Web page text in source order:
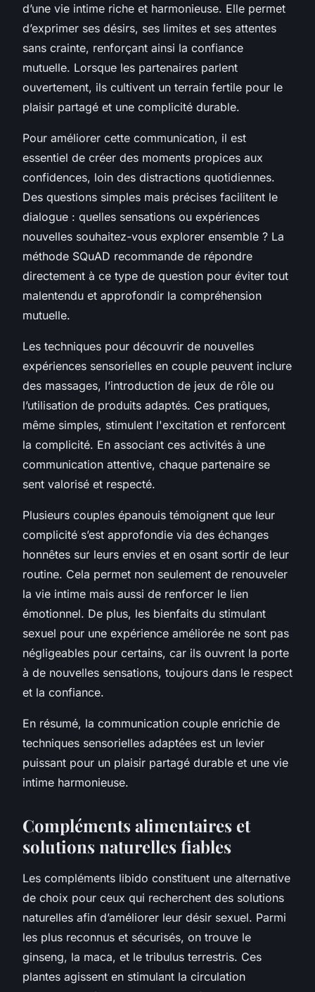
d’une vie intime riche et harmonieuse. Elle permet
d’exprimer ses désirs, ses limites et ses attentes
sans crainte, renforçant ainsi la confiance
mutuelle. Lorsque les partenaires parlent
ouvertement, ils cultivent un terrain fertile pour le
plaisir partagé et une complicité durable.
Pour améliorer cette communication, il est
essentiel de créer des moments propices aux
confidences, loin des distractions quotidiennes.
Des questions simples mais précises facilitent le
dialogue : quelles sensations ou expériences
nouvelles souhaitez-vous explorer ensemble ? La
méthode SQuAD recommande de répondre
directement à ce type de question pour éviter tout
malentendu et approfondir la compréhension
mutuelle.
Les techniques pour découvrir de nouvelles
expériences sensorielles en couple peuvent inclure
des massages, l’introduction de jeux de rôle ou
l’utilisation de produits adaptés. Ces pratiques,
même simples, stimulent l'excitation et renforcent
la complicité. En associant ces activités à une
communication attentive, chaque partenaire se
sent valorisé et respecté.
Plusieurs couples épanouis témoignent que leur
complicité s’est approfondie via des échanges
honnêtes sur leurs envies et en osant sortir de leur
routine. Cela permet non seulement de renouveler
la vie intime mais aussi de renforcer le lien
émotionnel. De plus, les bienfaits du stimulant
sexuel pour une expérience améliorée ne sont pas
négligeables pour certains, car ils ouvrent la porte
à de nouvelles sensations, toujours dans le respect
et la confiance.
En résumé, la communication couple enrichie de
techniques sensorielles adaptées est un levier
puissant pour un plaisir partagé durable et une vie
intime harmonieuse.
Compléments alimentaires et
solutions naturelles fiables
Les compléments libido constituent une alternative
de choix pour ceux qui recherchent des solutions
naturelles afin d’améliorer leur désir sexuel. Parmi
les plus reconnus et sécurisés, on trouve le
ginseng, la maca, et le tribulus terrestris. Ces
plantes agissent en stimulant la circulation